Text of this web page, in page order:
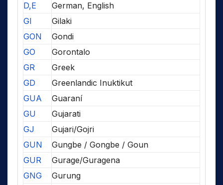
D,E
German, English
GI
Gilaki
GON
Gondi
GO
Gorontalo
GR
Greek
GD
Greenlandic Inuktikut
GUA
Guaraní
GU
Gujarati
GJ
Gujari/Gojri
GUN
Gungbe / Gongbe / Goun
GUR
Gurage/Guragena
GNG
Gurung